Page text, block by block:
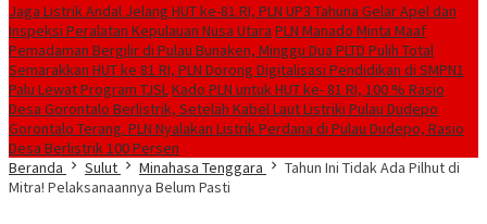
Jaga Listrik Andal Jelang HUT ke-81 RI, PLN UP3 Tahuna Gelar Apel dan
Inspeksi Peralatan Kepulauan Nusa Utara PLN Manado Minta Maaf
Pemadaman Bergilir di Pulau Bunaken, Minggu Dua PLTD Pulih Total
Semarakkan HUT ke 81 RI, PLN Dorong Digitalisasi Pendidikan di SMPN1
Palu Lewat Program TJSLKado PLN untuk HUT ke- 81 RI, 100 % Rasio
Desa Gorontalo Berlistrik, Setelah Kabel Laut Listriki Pulau Dudepo
Gorontalo Terang. PLN Nyalakan Listrik Perdana di Pulau Dudepo, Rasio
Desa Berlistrik 100 Persen
Beranda
Sulut Minahasa Tenggara
Tahun Ini Tidak Ada Pilhut di
Mitra! Pelaksanaannya Belum Pasti